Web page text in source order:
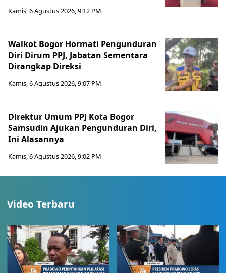
Kamis, 6 Agustus 2026, 9:12 PM
Walkot Bogor Hormati Pengunduran
Diri Dirum PPJ, Jabatan Sementara
Dirangkap Direksi
Kamis, 6 Agustus 2026, 9:07 PM
Direktur Umum PPJ Kota Bogor
Samsudin Ajukan Pengunduran Diri,
Ini Alasannya
Kamis, 6 Agustus 2026, 9:02 PM
Video Terbaru